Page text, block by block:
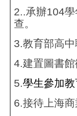
2..承辦104
查。
3.教育部高
4.建置圖書
5.學生參加
6.接待上海